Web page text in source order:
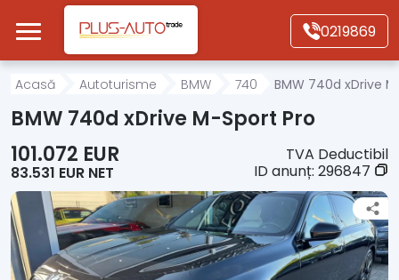
Mergi direct la conținutul principal
0219869
Acasă
Motociclete
Autoutilitare
Acasă Autoturisme BMW 740 BMW 740d xDrive
BMW 740d xDrive M-Sport Pro
101.072 EUR
83.531 EUR NET
TVA Deductibil
ID anunț: 296847